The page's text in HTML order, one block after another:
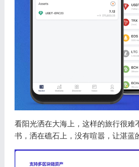
看阳光洒在大海上，这样的旅行很难
书，洒在礁石上，没有喧嚣，让湛蓝